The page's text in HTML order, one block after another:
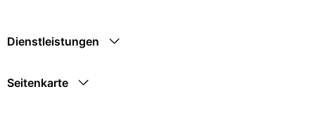
Dienstleistungen
Seitenkarte